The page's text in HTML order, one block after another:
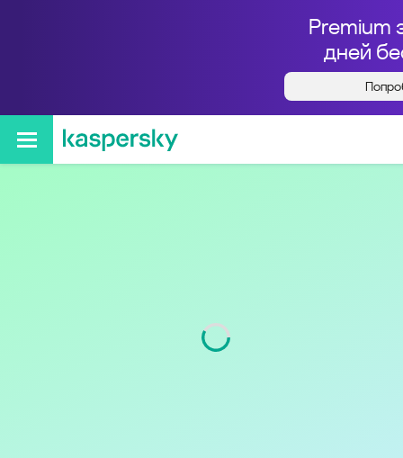
Premium
дней
Кто звонил с номера
+78123182856